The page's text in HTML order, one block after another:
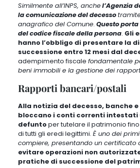
Similmente all’INPS, anchel’Agenzia
la comunicazione del decesso
anagrafico del Comune. Questo
del codice fiscale della persona. Gli
hanno l’obbligo di presentare la
successione entro 12 mesi dal
adempimento fiscale fondamentale
beni immobili e la gestione dei
Rapporti bancari/postali
Alla notizia del decesso, banche
bloccano i conti correnti intestati
defuntoper tutelare il patrimonio
di tutti gli eredi legittimi. È uno dei
compiere, presentando un certificato
evitare operazioni non
pratiche di successione del